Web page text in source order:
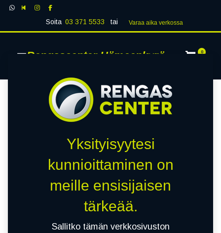
Soita 03 371 5533 tai Varaa aika verk​​​​ossa
Rengascenter Hämeenkyrö 0
Yksityisyytesi
kunnioittaminen on
meille ensisijaisen
tärkeää.
Sallitko tämän verkkosivuston